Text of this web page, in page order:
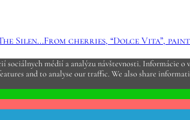
Silen...From cherries, “Dolce Vita”,
sociálnych médií a analýzu návštevnosti. Informácie
and to analyse our traffic. We also share